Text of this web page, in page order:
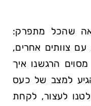
שהכל מתפרק:
עם צוותים אחרים,
הרגשנו איך
למצב של כעס
לעצור, לקחת